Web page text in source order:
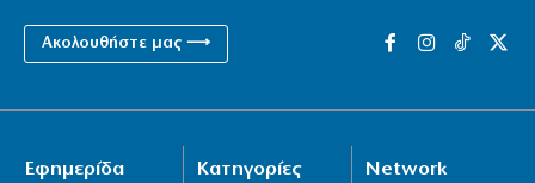
Ακολουθήστε μας ⟶
Εφημερίδα
Κατηγορίες Network